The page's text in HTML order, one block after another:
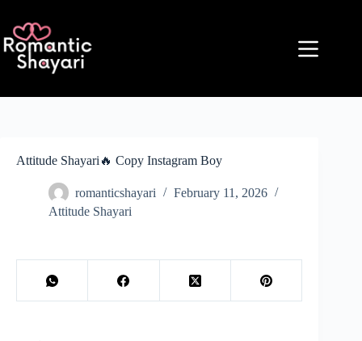
content
Attitude Shayari🔥 Copy Instagram Boy
romanticshayari
February 11, 2026
Attitude Shayari